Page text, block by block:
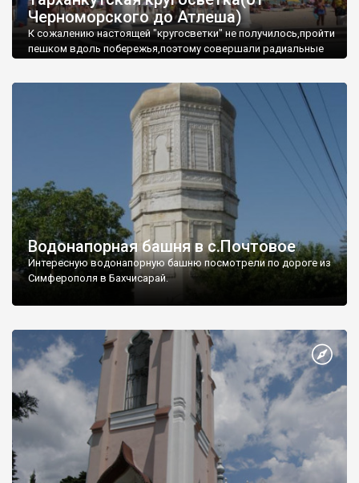
Черноморского до Атлеша)
К сожалению настоящей "кругосветки" не получилось,пройти
пешком вдоль побережья,поэтому совершали радиальные
Водонапорная башня в с.Почтовое
Интересную водонапорную башню посмотрели по дороге из
Симферополя в Бахчисарай.